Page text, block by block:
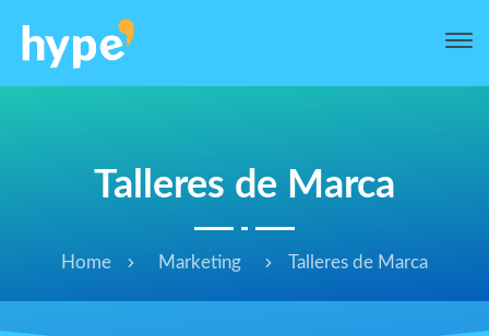
Talleres de Marca
Home Marketing Talleres de Marca